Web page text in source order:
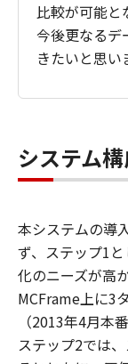
比較が可能と
今後更なるデ
きたいと思い
システム
本システムの導
ず、ステップ1
化のニーズが高
MCFrame上に3
（2013年4月本
ステップ2では